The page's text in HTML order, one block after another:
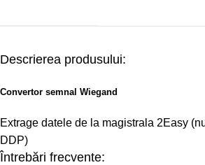
Descrierea produsului:
Convertor semnal Wiegand
Extrage datele de la magistrala 2Easy
DDP)
Întrebări frecvente: